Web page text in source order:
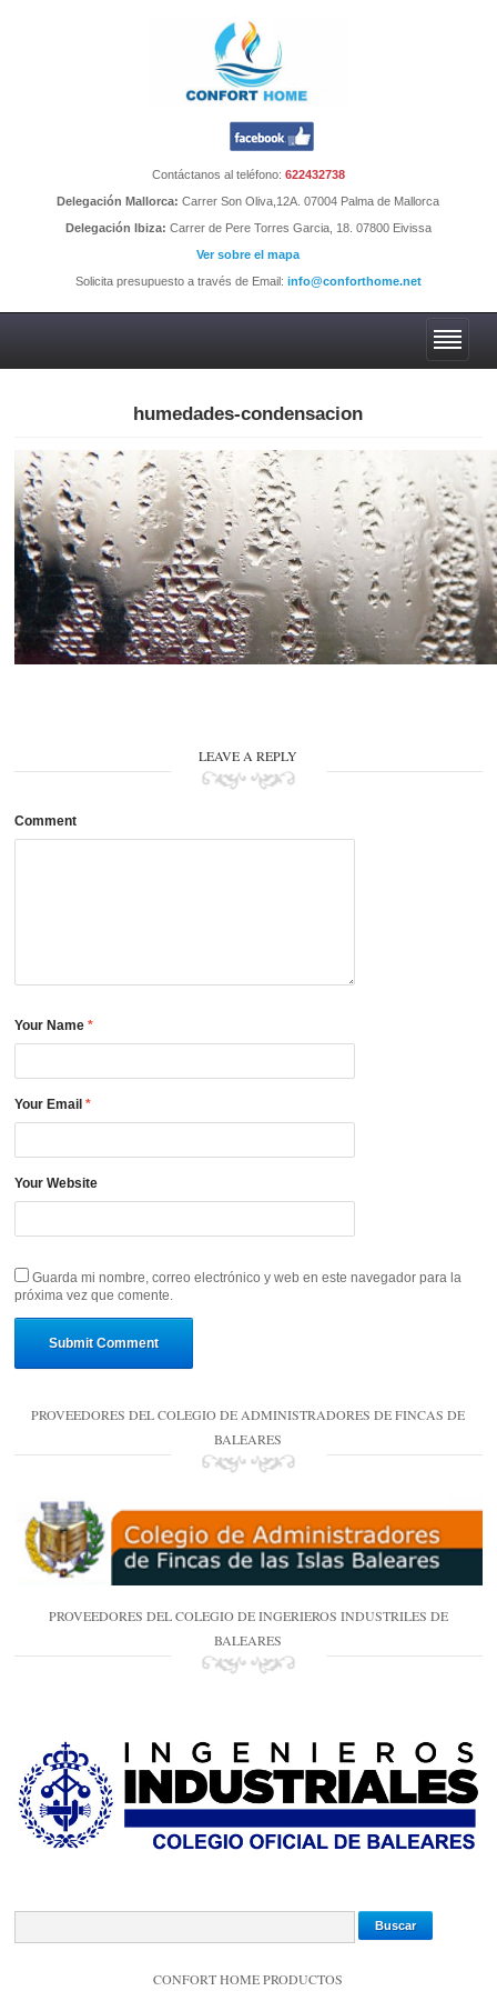
Contáctanos al teléfono: 622432738
Delegación Mallorca: Carrer Son Oliva,12A. 07004 Palma de Mallorca
Delegación Ibiza: Carrer de Pere Torres Garcia, 18. 07800 Eivissa
Ver sobre el mapa
Solicita presupuesto a través de Email: info@conforthome.net
humedades-condensacion
LEAVE A REPLY
Comment
Your Name*
Your Email*
Your Website
Guarda mi nombre, correo electrónico y web en este navegador para la
próxima vez que comente.
PROVEEDORES DEL COLEGIO DE ADMINISTRADORES DE FINCAS DE
BALEARES
PROVEEDORES DEL COLEGIO DE INGERIEROS INDUSTRILES DE
BALEARES
CONFORT HOME PRODUCTOS